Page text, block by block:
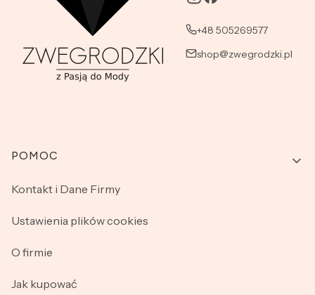
+48 505269577
shop@zwegrodzki.pl
Linki w stopce
POMOC
Kontakt i Dane Firmy
Ustawienia plików cookies
O firmie
Jak kupować